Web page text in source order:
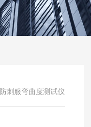
刺服弯曲度测试仪